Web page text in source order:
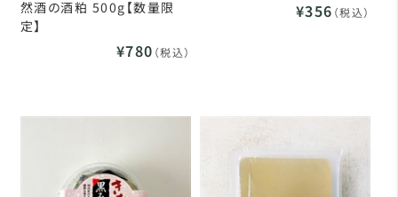
然酒の酒粕 500g【数量限
定】
¥780 （税込）
¥356 （税込）